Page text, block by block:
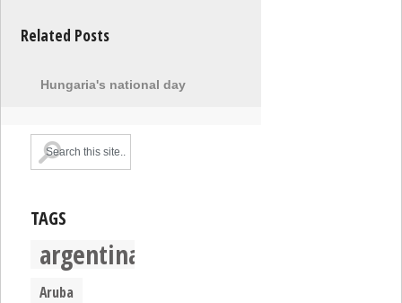
Related Posts
Hungaria's national day
TAGS
argentina
Aruba